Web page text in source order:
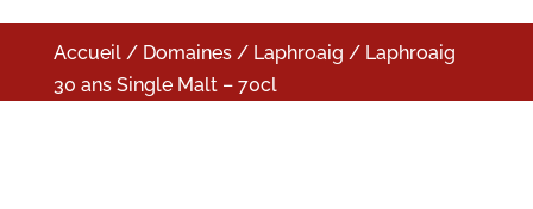
Accueil/ Domaines/ Laphroaig / Laphroaig
30 ans Single Malt – 70cl